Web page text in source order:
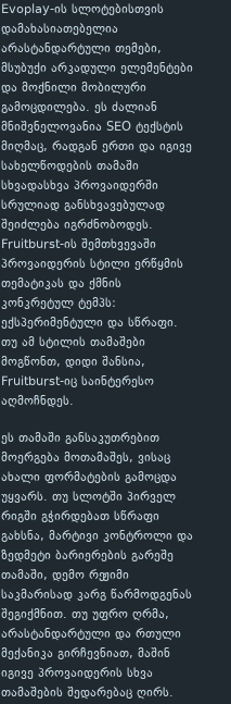
Evoplay-ის სლოტებისთვის
დამახასიათებელია
არასტანდარტული თემები,
მსუბუქი არკადული ელემენტები
და მოქნილი მობილური
გამოცდილება. ეს ძალიან
მნიშვნელოვანია SEO ტექსტის
მიღმაც, რადგან ერთი და იგივე
სახელწოდების თამაში
სხვადასხვა პროვაიდერში
სრულიად განსხვავებულად
შეიძლება იგრძნობოდეს.
Fruitburst-ის შემთხვევაში
პროვაიდერის სტილი ერწყმის
თემატიკას და ქმნის
კონკრეტულ ტემპს:
ექსპერიმენტული და სწრაფი.
თუ ამ სტილის თამაშები
მოგწონთ, დიდი შანსია,
Fruitburst-იც საინტერესო
აღმოჩნდეს.
ეს თამაში განსაკუთრებით
მოერგება მოთამაშეს, ვისაც
ახალი ფორმატების გამოცდა
უყვარს. თუ სლოტში პირველ
რიგში გჭირდებათ სწრაფი
გახსნა, მარტივი კონტროლი და
ზედმეტი ბარიერების გარეშე
თამაში, დემო რეჟიმი
საკმარისად კარგ წარმოდგენას
შეგიქმნით. თუ უფრო ღრმა,
არასტანდარტული და რთული
მექანიკა გირჩევნიათ, მაშინ
იგივე პროვაიდერის სხვა
თამაშების შედარებაც ღირს.